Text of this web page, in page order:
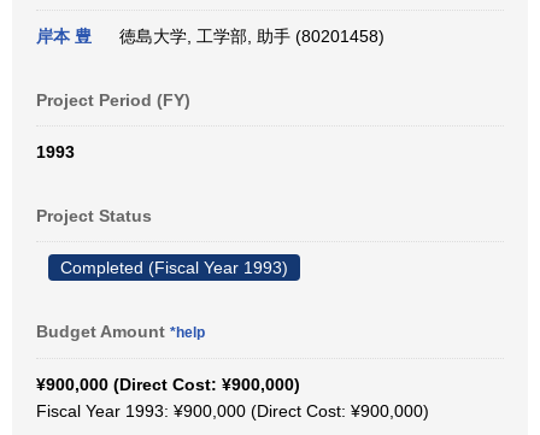
岸本 豊 徳島大学, 工学部, 助手 (80201458)
Project Period (FY)
1993
Project Status
Completed (Fiscal Year 1993)
Budget Amount *help
¥900,000 (Direct Cost: ¥900,000)
Fiscal Year 1993: ¥900,000 (Direct Cost: ¥900,000)